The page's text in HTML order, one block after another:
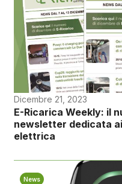
Dicembre 21, 2023
E-Ricarica Weekly: il
newsletter dedicata
elettrica
News